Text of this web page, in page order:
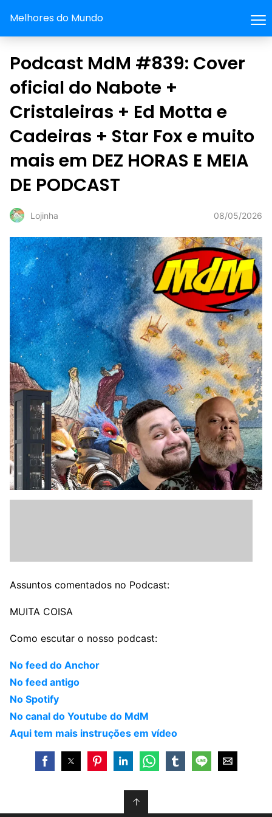
Melhores do Mundo
Podcast MdM #839: Cover
oficial do Nabote +
Cristaleiras + Ed Motta e
Cadeiras + Star Fox e muito
mais em DEZ HORAS E MEIA
DE PODCAST
Lojinha 08/05/2026
Assuntos comentados no Podcast:
MUITA COISA
Como escutar o nosso podcast:
No feed do Anchor
No feed antigo
No Spotify
No canal do Youtube do MdM
Aqui tem mais instruções em vídeo
↑